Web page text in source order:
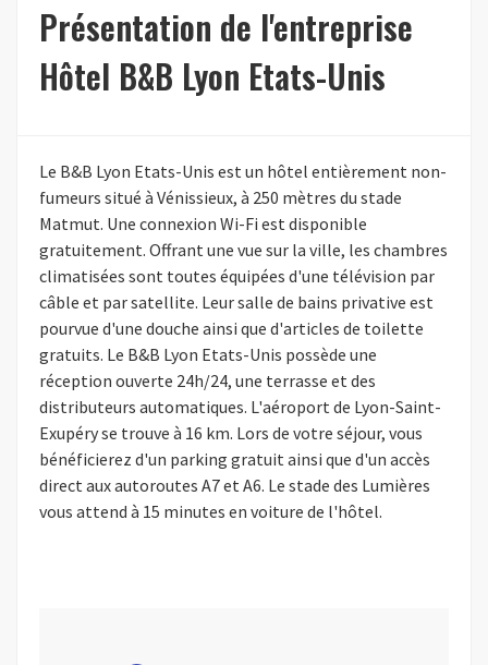
Présentation de l'entreprise
Hôtel B&B Lyon Etats-Unis
Le B&B Lyon Etats-Unis est un hôtel entièrement non-
fumeurs situé à Vénissieux, à 250 mètres du stade
Matmut. Une connexion Wi-Fi est disponible
gratuitement. Offrant une vue sur la ville, les chambres
climatisées sont toutes équipées d'une télévision par
câble et par satellite. Leur salle de bains privative est
pourvue d'une douche ainsi que d'articles de toilette
gratuits. Le B&B Lyon Etats-Unis possède une
réception ouverte 24h/24, une terrasse et des
distributeurs automatiques. L'aéroport de Lyon-Saint-
Exupéry se trouve à 16 km. Lors de votre séjour, vous
bénéficierez d'un parking gratuit ainsi que d'un accès
direct aux autoroutes A7 et A6. Le stade des Lumières
vous attend à 15 minutes en voiture de l'hôtel.